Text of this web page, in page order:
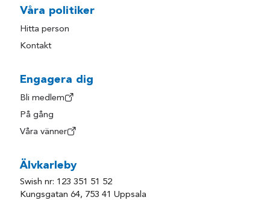
Våra politiker
Hitta person
Kontakt
Engagera dig
Bli medlem
På gång
Våra vänner
Älvkarleby
Swish nr: 123 351 51 52
Kungsgatan 64, 753 41 Uppsala